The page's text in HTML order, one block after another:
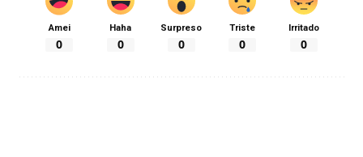
Amei
0
Haha
0
Surpreso
0
Triste
0
Irritado
0